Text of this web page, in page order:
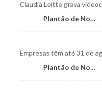
Claudia Leitte grava
Plantão de Notícias
Empresas têm até 31 de
Plantão de Notícias